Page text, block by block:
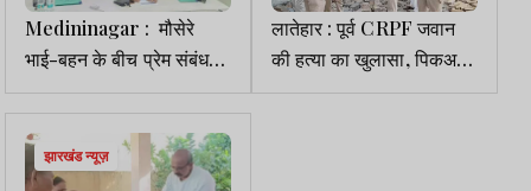
Medininagar : मौसेरे
भाई-बहन के बीच प्रेम संबंध
बना हत्या की वजह, डीएसपी ने
प्रेस कॉन्फ्रेंस में किया खुलासा
लातेहार : पूर्व CRPF जवान
की हत्या का खुलासा, पिकअप
वैन और फलों की खेप लूटने के
झारखंड न्यूज़